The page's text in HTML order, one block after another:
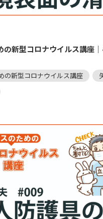
の新型コロナウイルス講座
の新型コロナウイルス講座